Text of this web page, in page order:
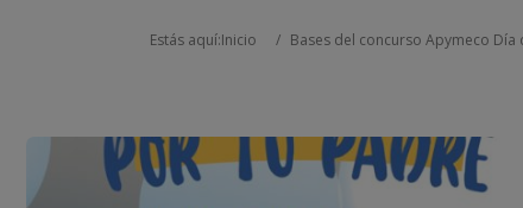
Estás aquí:Inicio / Bases del concurso Apymeco Día